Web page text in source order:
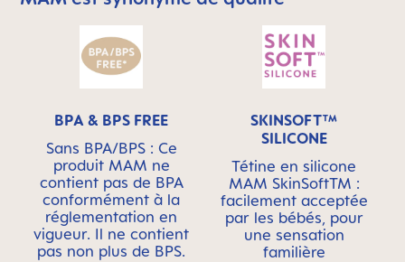
BPA & BPS FREE
Sans BPA/BPS : Ce
produit MAM ne
contient pas de BPA
conformément à la
réglementation en
vigueur. Il ne contient
pas non plus de BPS.
SKINSOFT™
SILICONE
Tétine en silicone
MAM SkinSoftTM :
facilement acceptée
par les bébés, pour
une sensation
familière